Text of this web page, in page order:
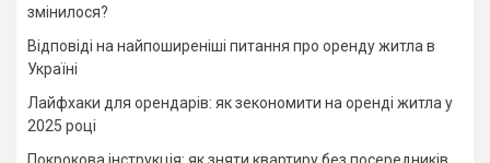
змінилося?
Відповіді на найпоширеніші питання про оренду житла в
Україні
Лайфхаки для орендарів: як зекономити на оренді житла у
2025 році